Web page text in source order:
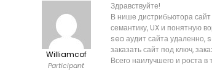
Williamcof
Participant
Здравствуйте!
В нише дистрибьютора
семантику, UX и понятную
seo аудит сайта удаленно,
заказать сайт под ключ,
Всего наилучшего и роста в